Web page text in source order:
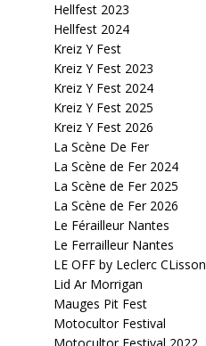
Hellfest 2023
Hellfest 2024
Kreiz Y Fest
Kreiz Y Fest 2023
Kreiz Y Fest 2024
Kreiz Y Fest 2025
Kreiz Y Fest 2026
La Scène De Fer
La Scène de Fer 2024
La Scène de Fer 2025
La Scène de Fer 2026
Le Férailleur Nantes
Le Ferrailleur Nantes
LE OFF by Leclerc CLisson
Lid Ar Morrigan
Mauges Pit Fest
Motocultor Festival